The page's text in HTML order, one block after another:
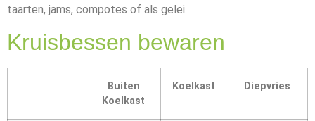
taarten, jams, compotes of als gelei.
Kruisbessen bewaren
Buiten
Koelkast
Koelkast Diepvries